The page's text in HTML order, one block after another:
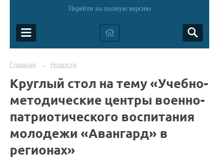
Перейти на полную версию
Главная → Новости
Круглый стол на тему «Учебно-
методические центры военно-
патриотического воспитания
молодежи «Авангард» в
регионах»